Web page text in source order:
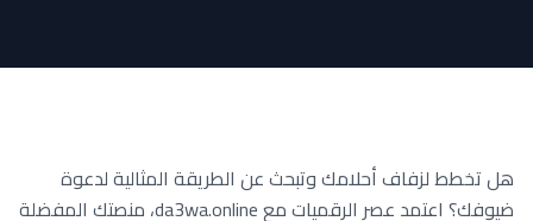
هل تخطط لزفاف أحلامك وتبحث عن الطريقة المثالية لدعوة
ضيوفك؟ اعتمد عصر الرقميات مع da3wa.online، منصتك المفضلة